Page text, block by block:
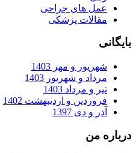
عمل های جراحی
مقالات پزشکی
بایگانی
شهریور و مهر 1403
مرداد و شهریور 1403
تیر و مرداد 1403
فروردین و اردیبهشت 1402
آذر و دی 1397
درباره من